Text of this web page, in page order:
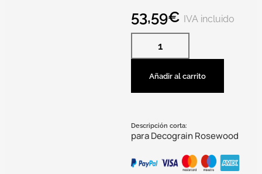
53,59€ IVA incluido
Añadir al carrito
Descripción corta:
para Decograin Rosewood